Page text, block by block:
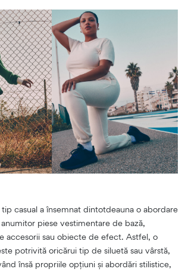
casual a însemnat dintotdeauna o abordare
piese vestimentare de bază,
accesorii sau obiecte de efect. Astfel, o
potrivită oricărui tip de siluetă sau vârstă,
însă propriile opțiuni și abordări stilistice,